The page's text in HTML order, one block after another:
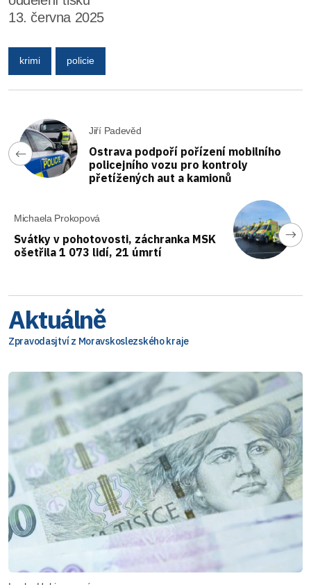
13. června 2025
krimi policie
Jiří Padevěd
Ostrava podpoří pořízení mobilního
policejního vozu pro kontroly
přetížených aut a kamionů
Michaela Prokopová
Svátky v pohotovosti, záchranka MSK
ošetřila 1 073 lidí, 21 úmrtí
Aktuálně
Zpravodasjtví z Moravskoslezského kraje